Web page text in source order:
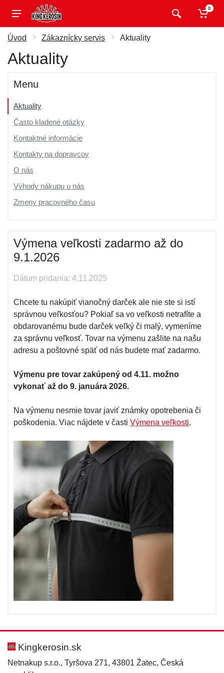
0
Úvod Zákaznícky servis Aktuality
Aktuality
Menu
Aktuality
Často kladené otázky
Kontaktné informácie
Kontakty na dopravcov
O nás
Výhody nákupu u nás
Zmeny pracovného času
Výmena veľkosti zadarmo až do
9.1.2026
Dátum pridania: 4.11.2025
Chcete tu nakúpiť vianočný darček ale nie ste si istí
správnou veľkosťou? Pokiaľ sa vo veľkosti netrafíte a
obdarovanému bude darček veľký či malý, vymeníme
za správnu veľkosť. Tovar na výmenu zašlite na našu
adresu a poštovné späť od nás budete mať zadarmo.
Výmenu pre tovar zakúpený od 4.11. možno
vykonať až do 9. januára 2026.
Na výmenu nesmie tovar javiť známky opotrebenia či
poškodenia. Viac nájdete v časti Výmena veľkosti.
Kingkerosin.sk
Netnakup s.r.o., Tyršova 271, 43801 Žatec, Česká